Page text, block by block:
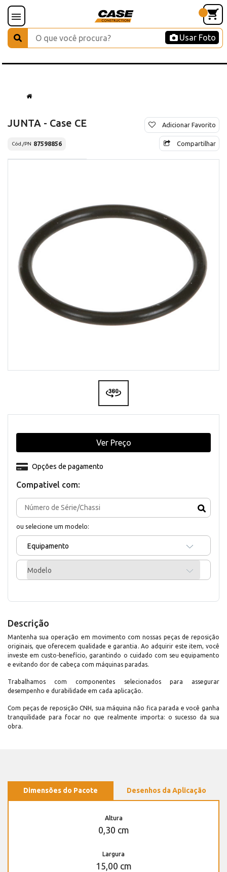
Usar Foto
JUNTA - Case CE
Cód./PN 87598856
Adicionar Favorito
Compartilhar
Compativel com:
ou selecione um modelo:
Equipamento
Modelo
Opções de pagamento
Ver Preço
Descrição
Mantenha sua operação em movimento com nossas peças de reposição
originais, que oferecem qualidade e garantia. Ao adquirir este item, você
investe em custo-benefício, garantindo o cuidado com seu equipamento
e evitando dor de cabeça com máquinas paradas.
Trabalhamos com componentes selecionados para assegurar
desempenho e durabilidade em cada aplicação.
Com peças de reposição CNH, sua máquina não fica parada e você ganha
tranquilidade para focar no que realmente importa: o sucesso da sua
obra.
Dimensões do Pacote Desenhos da Aplicação
Altura
0,30 cm
Largura
15,00 cm